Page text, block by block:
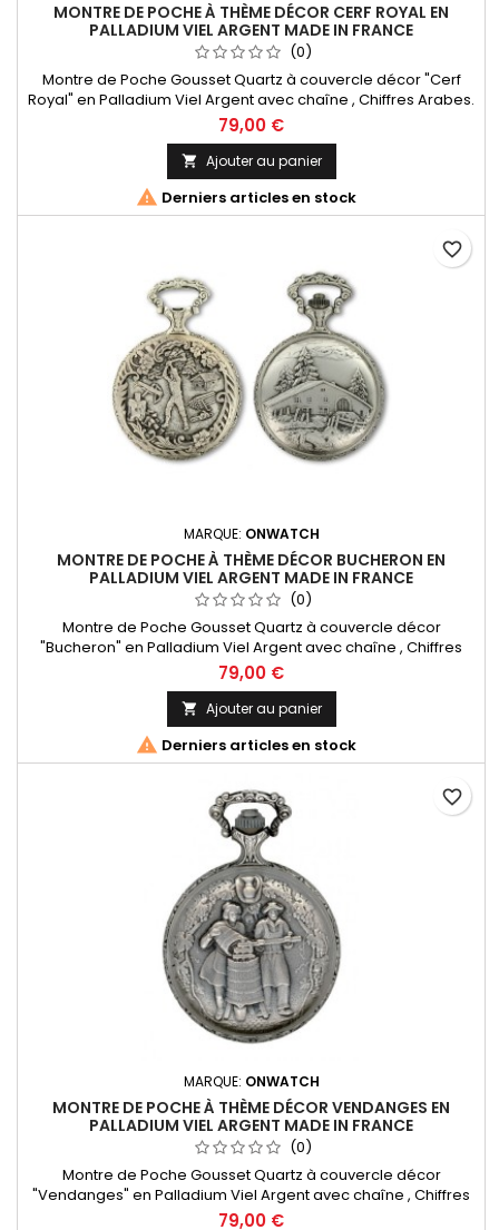
MONTRE DE POCHE À THÈME DÉCOR CERF ROYAL EN
PALLADIUM VIEL ARGENT MADE IN FRANCE
(0)
Montre de Poche Gousset Quartz à couvercle décor "Cerf
Royal" en Palladium Viel Argent avec chaîne , Chiffres Arabes.
Mouvement Ronda 515 Swiss Parts, 3 aiguilles et dateur à 3h.
Fabrication Française
79,00 €
 Ajouter au panier
 Derniers articles en stock
MARQUE: ONWATCH
MONTRE DE POCHE À THÈME DÉCOR BUCHERON EN
PALLADIUM VIEL ARGENT MADE IN FRANCE
(0)
Montre de Poche Gousset Quartz à couvercle décor
"Bucheron" en Palladium Viel Argent avec chaîne , Chiffres
Arabes. Mouvement Ronda 515 Swiss Parts, 3 aiguilles et
dateur à 3h. Fabrication Française
79,00 €
 Ajouter au panier
 Derniers articles en stock
favorite_border
MARQUE: ONWATCH
MONTRE DE POCHE À THÈME DÉCOR VENDANGES EN
PALLADIUM VIEL ARGENT MADE IN FRANCE
(0)
Montre de Poche Gousset Quartz à couvercle décor
"Vendanges" en Palladium Viel Argent avec chaîne , Chiffres
Romains. Mouvement Ronda 515 Swiss Parts, 3 aiguilles et
79,00 €
favorite_border